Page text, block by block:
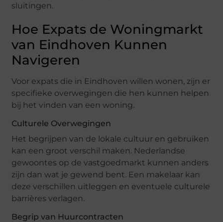
sluitingen.
Hoe Expats de Woningmarkt
van Eindhoven Kunnen
Navigeren
Voor expats die in Eindhoven willen wonen, zijn er
specifieke overwegingen die hen kunnen helpen
bij het vinden van een woning.
Culturele Overwegingen
Het begrijpen van de lokale cultuur en gebruiken
kan een groot verschil maken. Nederlandse
gewoontes op de vastgoedmarkt kunnen anders
zijn dan wat je gewend bent. Een makelaar kan
deze verschillen uitleggen en eventuele culturele
barrières verlagen.
Begrip van Huurcontracten